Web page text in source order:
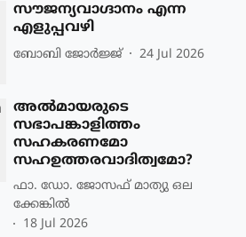
സൗജന്യവാഗ്ദാനം എന്ന
എളുപ്പവഴി
ബോബി ജോര്‍ജ്ജ്‌ 24 Jul 2026
അൽമായരുടെ
സഭാപങ്കാളിത്തം
സഹകരണമോ
സഹഉത്തരവാദിത്വമോ?
ഫാ. ഡോ. ജോസഫ് മാത്യു ഒല
ക്കേങ്കിൽ
18 Jul 2026